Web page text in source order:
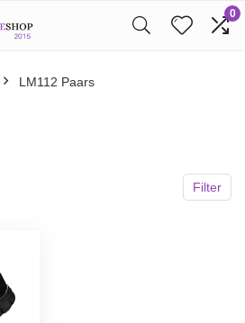
0
LM112 Paars
Filter